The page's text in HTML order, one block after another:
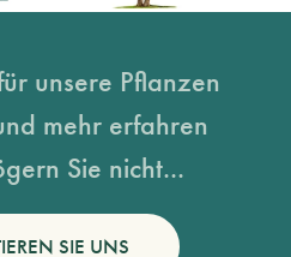
unsere Pflanzen
mehr erfahren
Sie nicht...
SIE UNS